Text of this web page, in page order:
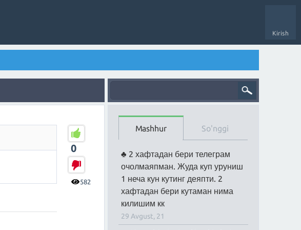
Kirish
0
582
Mashhur So'nggi
2 хафтадан бери телеграм
очолмаяпман. Жуда куп уруниш
1 неча кун кутинг деяпти. 2
хафтадан бери кутаман нима
килишим кк
29 Avgust, 21